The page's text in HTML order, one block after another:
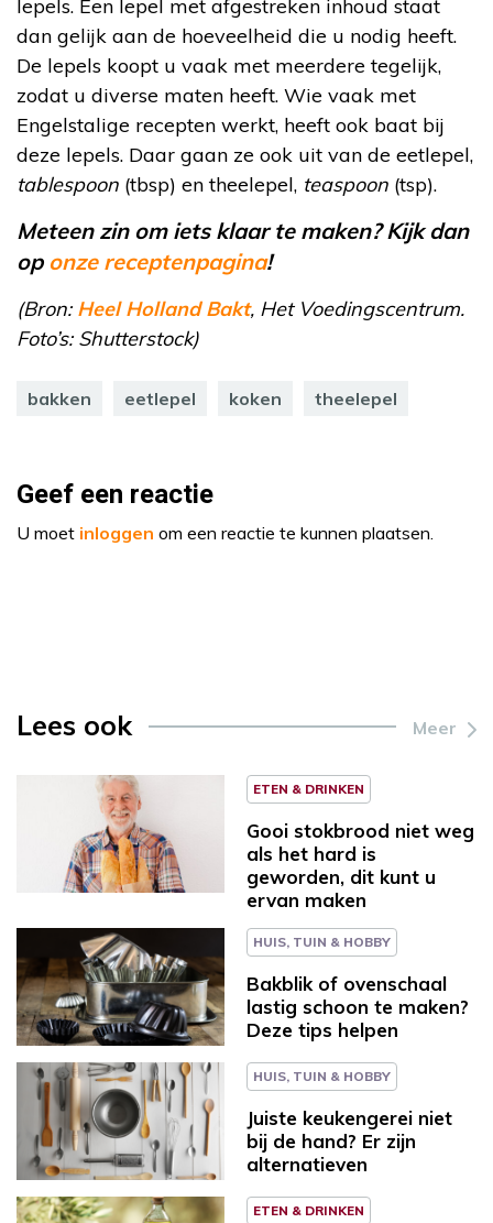
lepels. Een lepel met afgestreken inhoud staat
dan gelijk aan de hoeveelheid die u nodig heeft.
De lepels koopt u vaak met meerdere tegelijk,
zodat u diverse maten heeft. Wie vaak met
Engelstalige recepten werkt, heeft ook baat bij
deze lepels. Daar gaan ze ook uit van de eetlepel,
tablespoon (tbsp) en theelepel, teaspoon (tsp).
Meteen zin om iets klaar te maken? Kijk dan
op onze receptenpagina!
(Bron:Heel Holland Bakt, Het Voedingscentrum.
Foto’s: Shutterstock)
bakken eetlepel koken theelepel
Geef een reactie
U moet inloggen om een reactie te kunnen plaatsen.
Lees ook Meer
ETEN & DRINKEN
Gooi stokbrood niet weg
als het hard is
geworden, dit kunt u
ervan maken
HUIS, TUIN & HOBBY
Bakblik of ovenschaal
lastig schoon te maken?
Deze tips helpen
HUIS, TUIN & HOBBY
Juiste keukengerei niet
bij de hand? Er zijn
alternatieven
ETEN & DRINKEN